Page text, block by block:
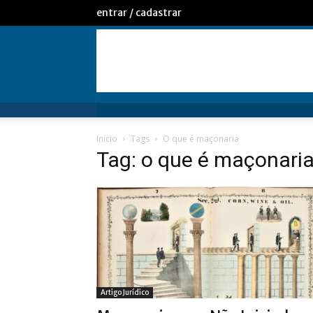
entrar / cadastrar
Início Tags O que é maçonaria
Tag: o que é
Artigo Jurídico